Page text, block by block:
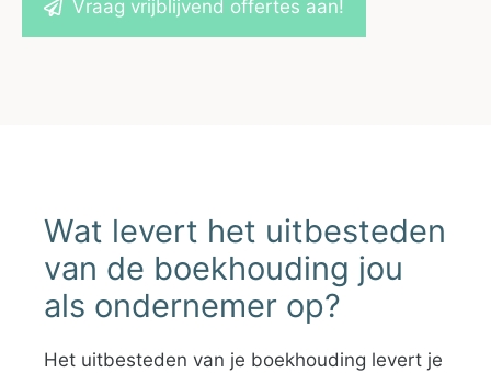
Vraag vrijblijvend offertes aan!
Wat levert het uitbesteden
van de boekhouding jou
als ondernemer op?
Het uitbesteden van je boekhouding levert je